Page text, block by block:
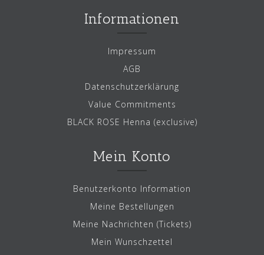
Informationen
Impressum
AGB
Datenschutzerklärung
Value Commitments
BLACK ROSE Henna (exclusive)
Mein Konto
Benutzerkonto Information
Meine Bestellungen
Meine Nachrichten (Tickets)
Mein Wunschzettel